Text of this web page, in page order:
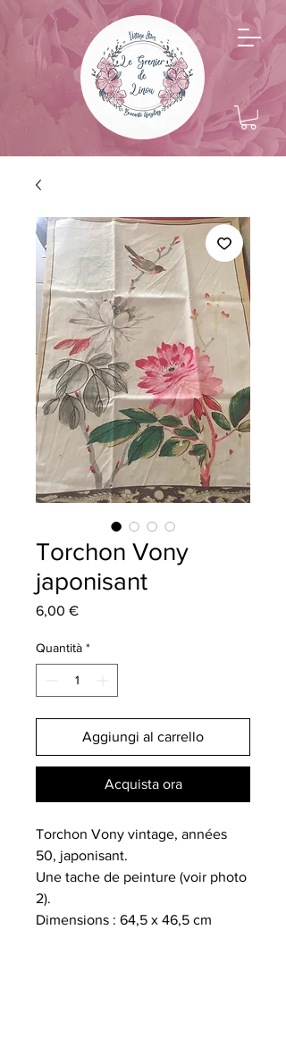
Torchon Vony
japonisant
6,00 €Prezzo
Quantità *
Aggiungi al carrello
Acquista ora
Torchon Vony vintage, années
50, japonisant.
Une tache de peinture (voir photo
2).
Dimensions : 64,5 x 46,5 cm